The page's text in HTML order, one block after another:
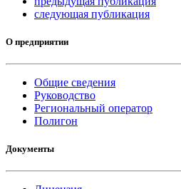
следующая публикация
О предприятии
Общие сведения
Руководство
Региональный оператор
Полигон
Документы